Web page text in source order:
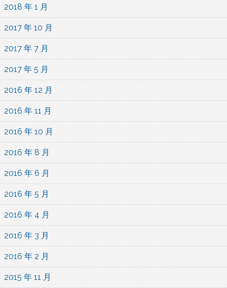
2018 年 1 月
2017 年 10 月
2017 年 7 月
2017 年 5 月
2016 年 12 月
2016 年 11 月
2016 年 10 月
2016 年 8 月
2016 年 6 月
2016 年 5 月
2016 年 4 月
2016 年 3 月
2016 年 2 月
2015 年 11 月